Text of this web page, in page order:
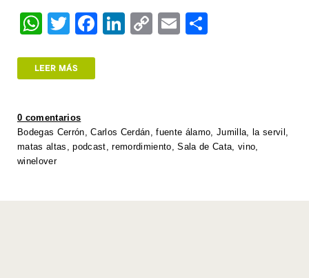
W
at
A
p
p
T
tt
F
o
o
Li
n
C
n
k
E
LEER MÁS
0 comentarios
Bodegas Cerrón,Carlos Cerdán,fuente álamo, Jumilla, la servil ,
matas altas ,podcast,remordimiento,Sala de Cata, vino,
winelover